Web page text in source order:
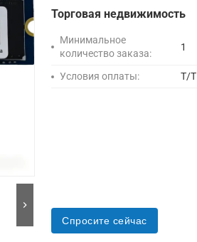
Торговая недвижимость
Минимальное
количество заказа:
1
Условия оплаты: Т/Т
Спросите сейчас